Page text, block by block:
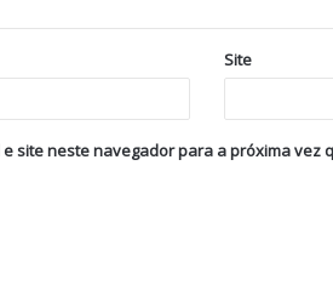
Site
site neste navegador para a próxima vez